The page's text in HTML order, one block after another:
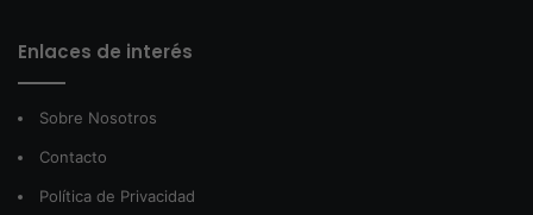
Enlaces de interés
Sobre Nosotros
Contacto
Política de Privacidad